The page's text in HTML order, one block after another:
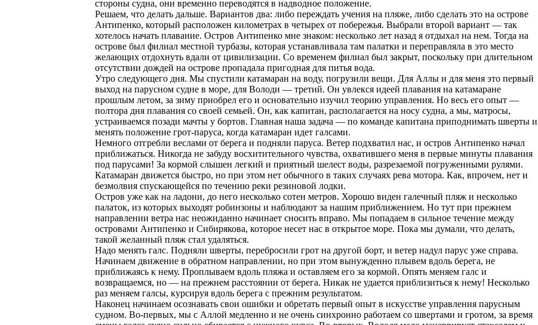
стороны судна, они временно переводятся в надводное положение.
Решаем, что делать дальше. Вариантов два: либо переждать учения на пляже, либо сделать это на острове
Антипенко, который расположен километрах в четырех от побережья. Выбрали второй вариант — так
хотелось начать плавание. Остров Антипенко мне знаком: несколько лет назад я отдыхал на нем. Тогда на
острове был филиал местной турбазы, которая устанавливала там палатки и переправляла в это место
желающих отдохнуть вдали от цивилизации. Со временем филиал был закрыт, поскольку при длительном
отсутствии дождей на острове пропадала пригодная для питья вода.
Утро следующего дня. Мы спустили катамаран на воду, погрузили вещи. Для Аллы и для меня это первый
выход на парусном судне в море, для Володи — третий. Он увлекся идеей плавания на катамаране
прошлым летом, за зиму приобрел его и основательно изучил теорию управления. Но весь его опыт —
полтора дня плавания со своей семьей. Он, как капитан, располагается на носу судна, а мы, матросы,
устраиваемся позади мачты у бортов. Главная наша задача — по команде капитана приподнимать шверты и
менять положение грот-паруса, когда катамаран идет галсами.
Немного отгребли веслами от берега и подняли паруса. Ветер подхватил нас, и остров Антипенко начал
приближаться. Никогда не забуду восхитительного чувства, охватившего меня в первые минуты плавания
под парусами! За кормой слышен легкий и приятный шелест воды, разрезаемой погруженными рулями.
Катамаран движется быстро, но при этом нет обычного в таких случаях рева мотора. Как, впрочем, нет и
безмолвия спускающейся по течению реки резиновой лодки.
Остров уже как на ладони, до него несколько сотен метров. Хорошо виден галечный пляж и несколько
палаток, из которых выходят робинзоны и наблюдают за нашим приближением. Но тут при прежнем
направлении ветра нас неожиданно начинает сносить вправо. Мы попадаем в сильное течение между
островами Антипенко и Сибирякова, которое несет нас в открытое море. Пока мы думали, что делать,
такой желанный пляж стал удаляться.
Надо менять галс. Подняли шверты, перебросили грот на другой борт, и ветер надул парус уже справа.
Начинаем движение в обратном направлении, но при этом вынужденно плывем вдоль берега, не
приближаясь к нему. Проплываем вдоль пляжа и оставляем его за кормой. Опять меняем галс и
возвращаемся, но — на прежнем расстоянии от берега. Никак не удается приблизиться к нему! Несколько
раз меняем галсы, курсируя вдоль берега с прежним результатом.
Наконец начинаем осознавать свои ошибки и обретать первый опыт в искусстве управления парусным
судном. Во-первых, мы с Аллой медленно и не очень синхронно работаем со швертами и гротом, за время